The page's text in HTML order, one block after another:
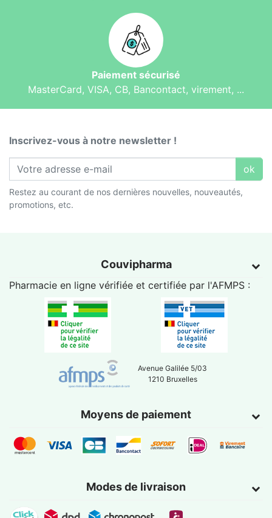
Paiement sécurisé
MasterCard, VISA, CB, Bancontact, virement, ...
Inscrivez-vous à notre newsletter !
ok
Restez au courant de nos dernières nouvelles, nouveautés,
promotions, etc.
Couvipharma
Pharmacie en ligne vérifiée et certifiée par l'AFMPS :
Avenue Galilée 5/03
1210 Bruxelles
Moyens de paiement
Modes de livraison